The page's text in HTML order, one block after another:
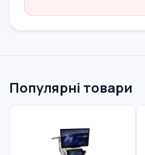
Популярні товари